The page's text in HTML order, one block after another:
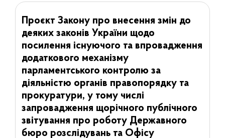
Проєкт Закону про внесення змін до
деяких законів України щодо
посилення існуючого та впровадження
додаткового механізму
парламентського контролю за
діяльністю органів правопорядку та
прокуратури, у тому числі
запровадження щорічного публічного
звітування про роботу Державного
бюро розслідувань та Офісу